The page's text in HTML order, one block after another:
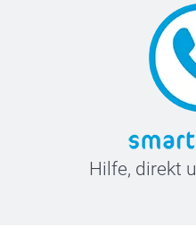
Hilfe, direkt